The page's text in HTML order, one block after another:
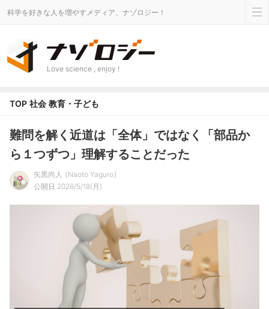
科学を好きな人を増やすメディア、ナゾロジー！
Love science , enjoy !
TOP 社会 教育・子ども
難問を解く近道は「全体」ではなく「部品か
ら１つずつ」理解することだった
矢黒尚人
Naoto Yaguro
公開日 2026/5/18(月)